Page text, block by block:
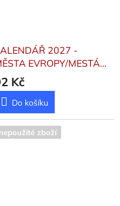
2027 -
EVROPY/MESTÁ
- STOLNÍ
Kč
Do košíku
nepoužité zboží